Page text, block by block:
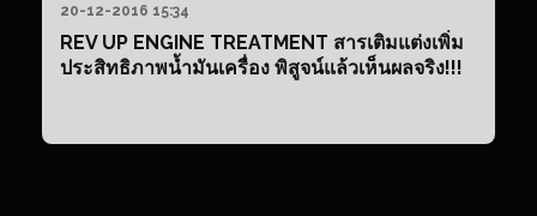
20-12-2016 15:34
REV UP ENGINE TREATMENT สารเติมแต่งเพิ่ม
ประสิทธิภาพน้ำมันเครื่อง พิสูจน์แล้วเห็นผลจริง!!!